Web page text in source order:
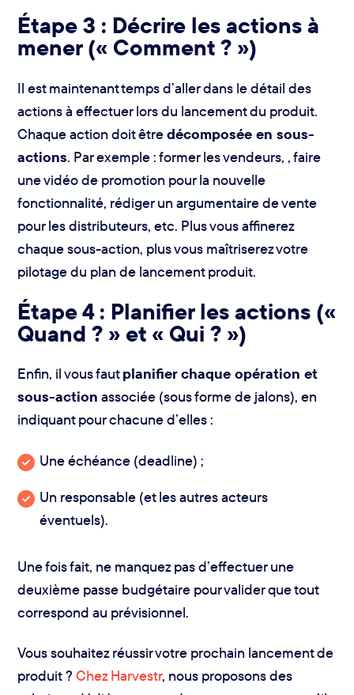
Étape 3 : Décrire les actions à
mener (« Comment ? »)
Il est maintenant temps d’aller dans le détail des
actions à effectuer lors du lancement du produit.
Chaque action doit êtredécomposée en sous-
actions. Par exemple : former les vendeurs, , faire
une vidéo de promotion pour la nouvelle
fonctionnalité, rédiger un argumentaire de vente
pour les distributeurs, etc. Plus vous affinerez
chaque sous-action, plus vous maîtriserez votre
pilotage du plan de lancement produit.
Étape 4 : Planifier les actions («
Quand ? » et « Qui ? »)
Enfin, il vous fautplanifier chaque opération et
sous-action associée (sous forme de jalons), en
indiquant pour chacune d’elles :
Une échéance (deadline) ;
Un responsable (et les autres acteurs
éventuels).
Une fois fait, ne manquez pas d’effectuer une
deuxième passe budgétaire pour valider que tout
correspond au prévisionnel.
Vous souhaitez réussir votre prochain lancement de
produit ?Chez Harvestr, nous proposons des